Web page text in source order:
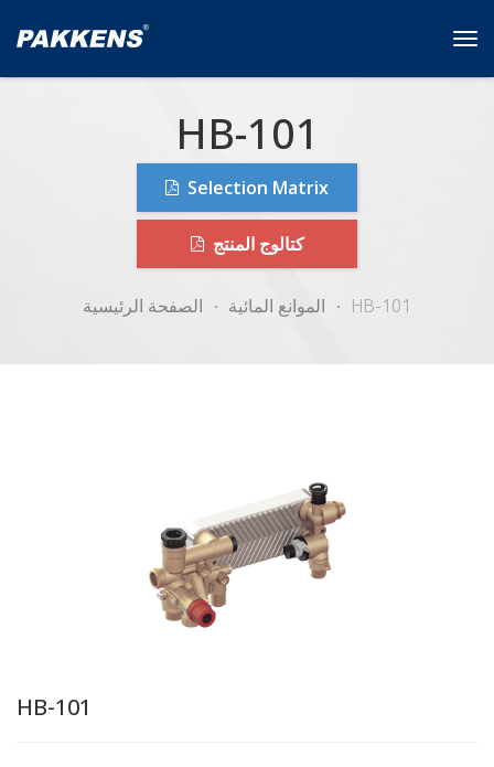
HB-101
Selection Matrix
كتالوج المنتج
الصفحة الرئيسية الموانع المائية HB-101
HB-101